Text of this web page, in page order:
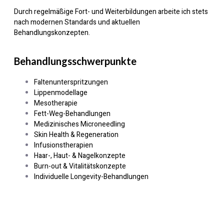
Durch regelmäßige Fort- und Weiterbildungen arbeite ich stets
nach modernen Standards und aktuellen
Behandlungskonzepten.
Behandlungsschwerpunkte
Faltenunterspritzungen
Lippenmodellage
Mesotherapie
Fett-Weg-Behandlungen
Medizinisches Microneedling
Skin Health & Regeneration
Infusionstherapien
Haar-, Haut- & Nagelkonzepte
Burn-out & Vitalitätskonzepte
Individuelle Longevity-Behandlungen